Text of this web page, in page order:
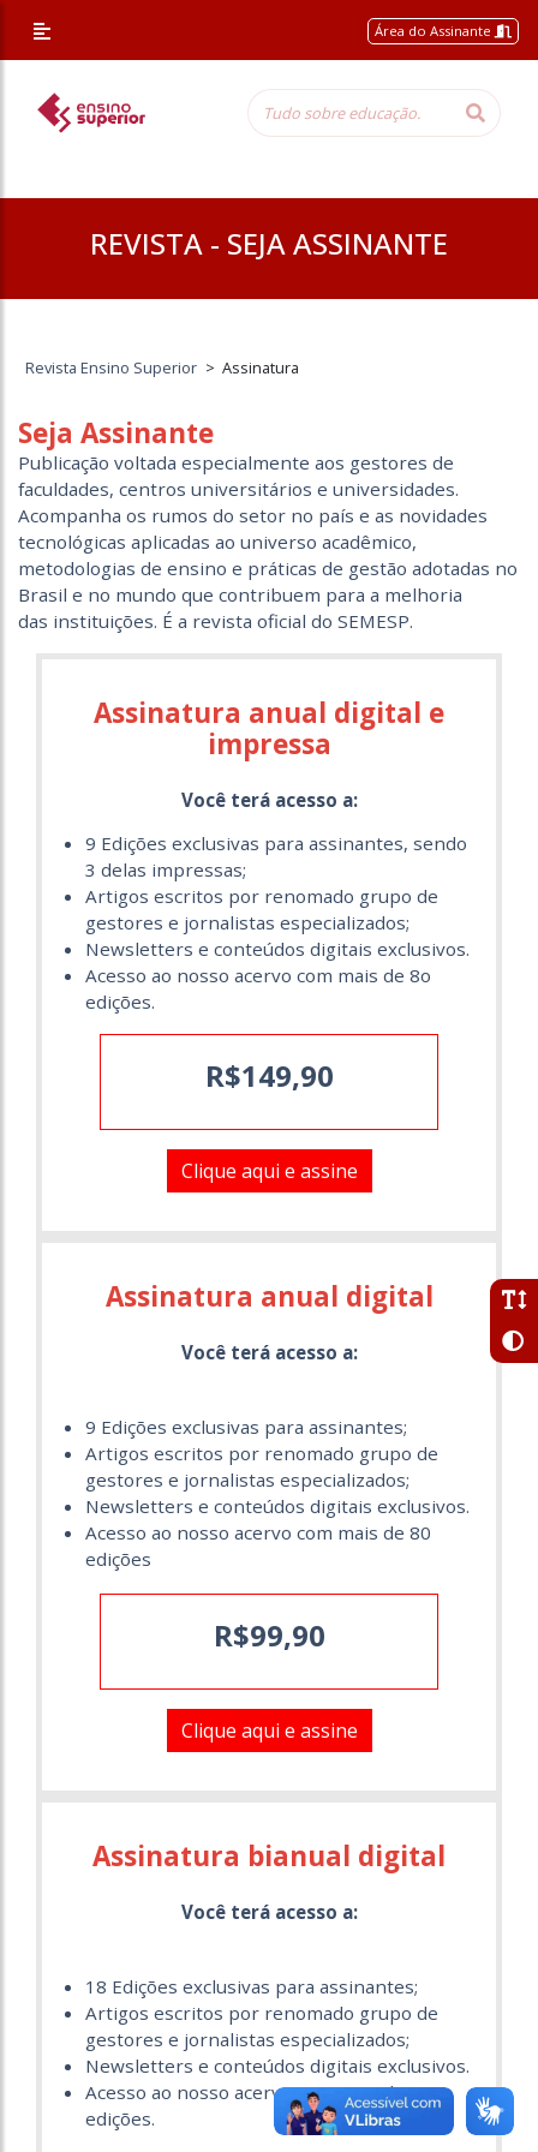
/* Altera a margem superior apenas nessa página */
Área do Assinante
REVISTA - SEJA ASSINANTE
Revista Ensino Superior > Assinatura
Seja Assinante
Publicação voltada especialmente aos gestores de
faculdades, centros universitários e universidades.
Acompanha os rumos do setor no país e as novidades
tecnológicas aplicadas ao universo acadêmico,
metodologias de ensino e práticas de gestão adotadas no
Brasil e no mundo que contribuem para a melhoria
das instituições. É a revista oficial do SEMESP.
Assinatura anual digital e
impressa
Você terá acesso a:
9 Edições exclusivas para assinantes, sendo
3 delas impressas;
Artigos escritos por renomado grupo de
gestores e jornalistas especializados;
Newsletters e conteúdos digitais exclusivos.
Acesso ao nosso acervo com mais de 8o
edições.
R$149,90
Clique aqui e assine
Assinatura anual digital
Você terá acesso a:
9 Edições exclusivas para assinantes;
Artigos escritos por renomado grupo de
gestores e jornalistas especializados;
Newsletters e conteúdos digitais exclusivos.
Acesso ao nosso acervo com mais de 80
edições
R$99,90
Clique aqui e assine
Assinatura bianual digital
Você terá acesso a:
18 Edições exclusivas para assinantes;
Artigos escritos por renomado grupo de
gestores e jornalistas especializados;
Newsletters e conteúdos digitais exclusivos.
Acesso ao nosso acervo com mais de 80
edições.